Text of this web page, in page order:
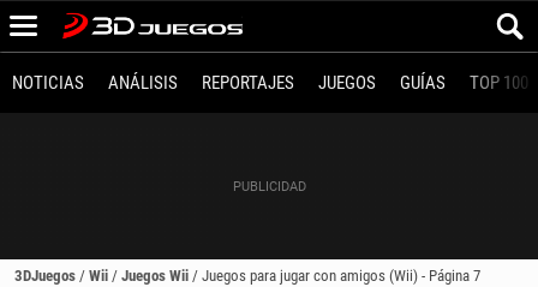
NOTICIAS ANÁLISIS REPORTAJES JUEGOS GUÍAS TOP 100
3DJuegos / Wii / Juegos Wii / Juegos para jugar con amigos (Wii) - Página 7